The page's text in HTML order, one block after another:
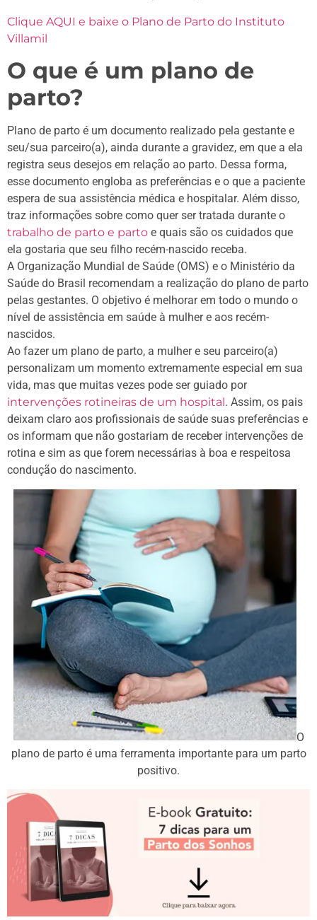
Clique AQUI e baixe o Plano de Parto do Instituto
Villamil
O que é um plano de
parto?
Plano de parto é um documento realizado pela gestante e
seu/sua parceiro(a), ainda durante a gravidez, em que a ela
registra seus desejos em relação ao parto. Dessa forma,
esse documento engloba as preferências e o que a paciente
espera de sua assistência médica e hospitalar. Além disso,
traz informações sobre como quer ser tratada durante o
trabalho de parto e parto e quais são os cuidados que
ela gostaria que seu filho recém-nascido receba.
A Organização Mundial de Saúde (OMS) e o Ministério da
Saúde do Brasil recomendam a realização do plano de parto
pelas gestantes. O objetivo é melhorar em todo o mundo o
nível de assistência em saúde à mulher e aos recém-
nascidos.
Ao fazer um plano de parto, a mulher e seu parceiro(a)
personalizam um momento extremamente especial em sua
vida, mas que muitas vezes pode ser guiado por
intervenções rotineiras de um hospital. Assim, os pais
deixam claro aos profissionais de saúde suas preferências e
os informam que não gostariam de receber intervenções de
rotina e sim as que forem necessárias à boa e respeitosa
condução do nascimento.
O
plano de parto é uma ferramenta importante para um parto
positivo.